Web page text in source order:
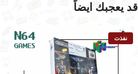
قد يعجبك ايضاً
نفذت